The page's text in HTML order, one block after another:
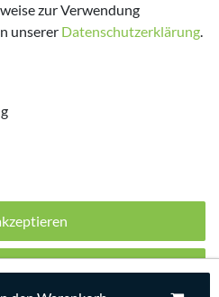
| Alle Rechte vorbehalten.
zur Verwendung
unserer Daten­schutz­erklärung.